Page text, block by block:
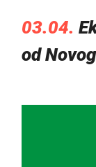
03.04.
od